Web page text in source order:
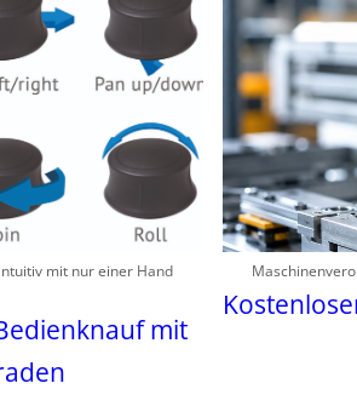
mit nur einer Hand
mit